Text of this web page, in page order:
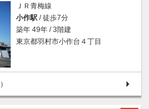
ＪＲ青梅線
小作駅 / 徒歩7分
築年 49年 / 3階建
東京都羽村市小作台４丁目
）